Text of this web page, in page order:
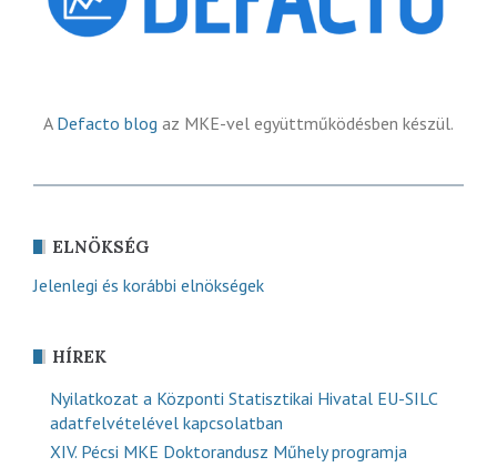
A Defacto blog az MKE-vel együttműködésben készül.
ELNÖKSÉG
Jelenlegi és korábbi elnökségek
HÍREK
Nyilatkozat a Központi Statisztikai Hivatal EU-SILC
adatfelvételével kapcsolatban
XIV. Pécsi MKE Doktorandusz Műhely programja